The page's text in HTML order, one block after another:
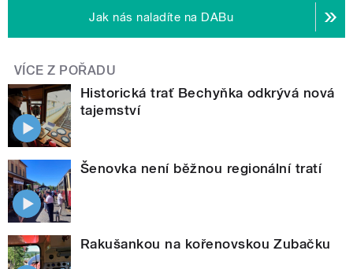
Jak nás naladíte na DABu
VÍCE Z POŘADU
Historická trať Bechyňka odkrývá nová
tajemství
Šenovka není běžnou regionální tratí
Rakušankou na kořenovskou Zubačku